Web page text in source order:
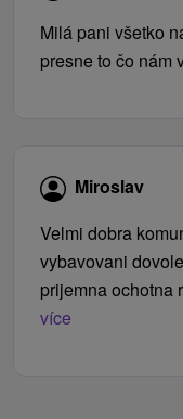
Milá pani všetko
presne to čo nám
Miroslav
Velmi dobra
vybavovani
prijemna ochotna
více